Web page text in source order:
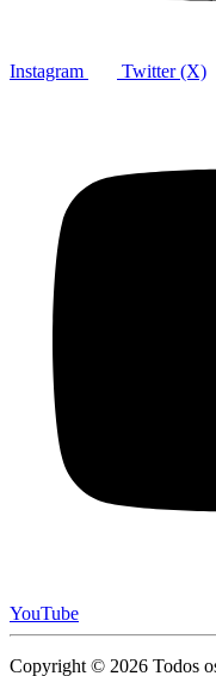
Instagram Twitter (X)
YouTube
Copyright © 2026 Todos